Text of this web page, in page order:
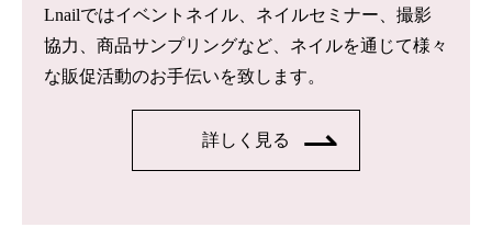
Lnailではイベントネイル、ネイルセミナー、撮影
協力、商品サンプリングなど、ネイルを通じて様々
な販促活動のお手伝いを致します。
詳しく見る